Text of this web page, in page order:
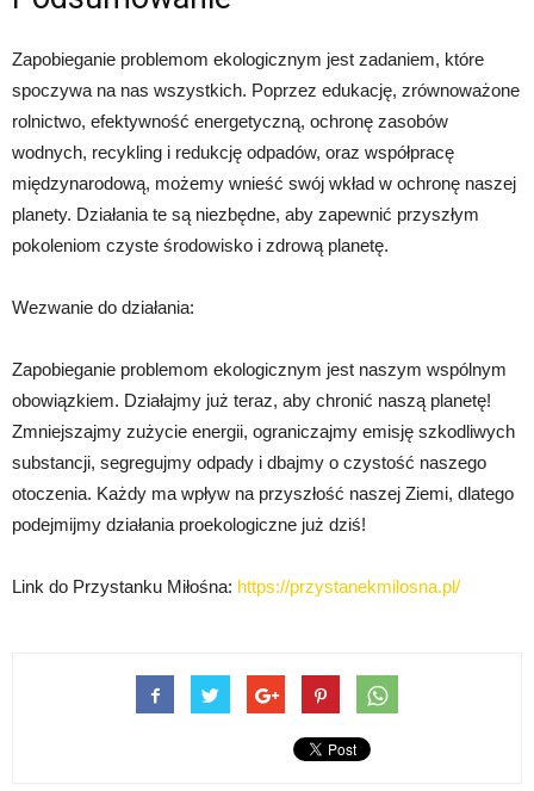
Zapobieganie problemom ekologicznym jest zadaniem, które
spoczywa na nas wszystkich. Poprzez edukację, zrównoważone
rolnictwo, efektywność energetyczną, ochronę zasobów
wodnych, recykling i redukcję odpadów, oraz współpracę
międzynarodową, możemy wnieść swój wkład w ochronę naszej
planety. Działania te są niezbędne, aby zapewnić przyszłym
pokoleniom czyste środowisko i zdrową planetę.
Wezwanie do działania:
Zapobieganie problemom ekologicznym jest naszym wspólnym
obowiązkiem. Działajmy już teraz, aby chronić naszą planetę!
Zmniejszajmy zużycie energii, ograniczajmy emisję szkodliwych
substancji, segregujmy odpady i dbajmy o czystość naszego
otoczenia. Każdy ma wpływ na przyszłość naszej Ziemi, dlatego
podejmijmy działania proekologiczne już dziś!
Link do Przystanku Miłośna: https://przystanekmilosna.pl/